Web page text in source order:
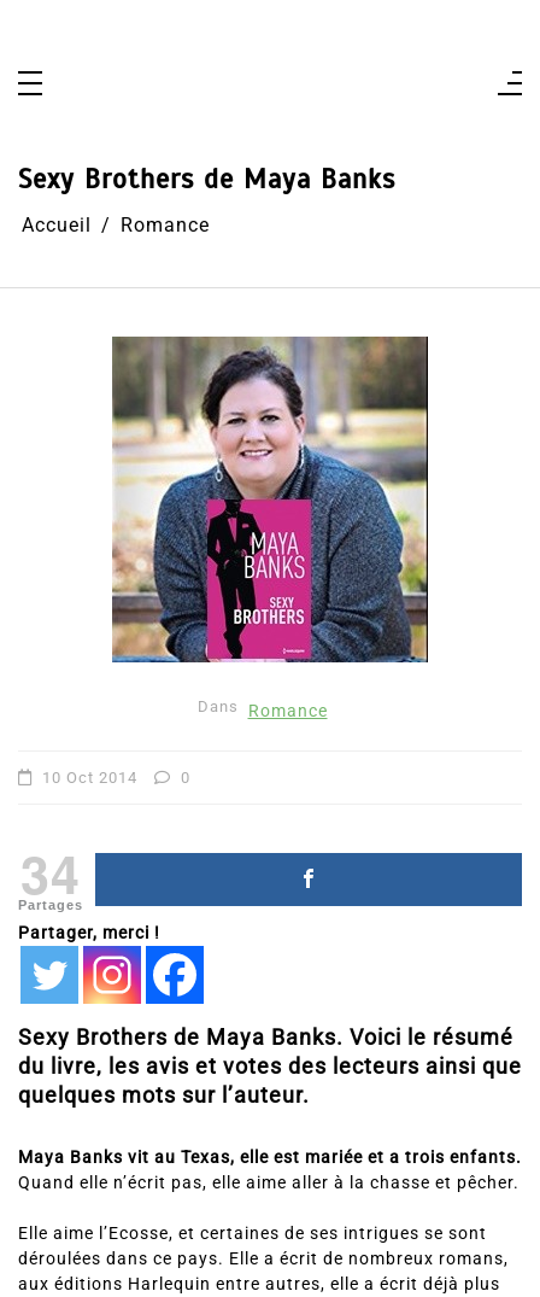
Sexy Brothers de Maya Banks
Accueil Romance
Dans Romance
10 Oct 2014 0
34
Partages
Partager, merci !
Sexy Brothers de Maya Banks. Voici le résumé
du livre, les avis et votes des lecteurs ainsi que
quelques mots sur l’auteur.
Maya Banks vit au Texas, elle est mariée et a trois enfants.
Quand elle n’écrit pas, elle aime aller à la chasse et pêcher.
Elle aime l’Ecosse, et certaines de ses intrigues se sont
déroulées dans ce pays. Elle a écrit de nombreux romans,
aux éditions Harlequin entre autres, elle a écrit déjà plus